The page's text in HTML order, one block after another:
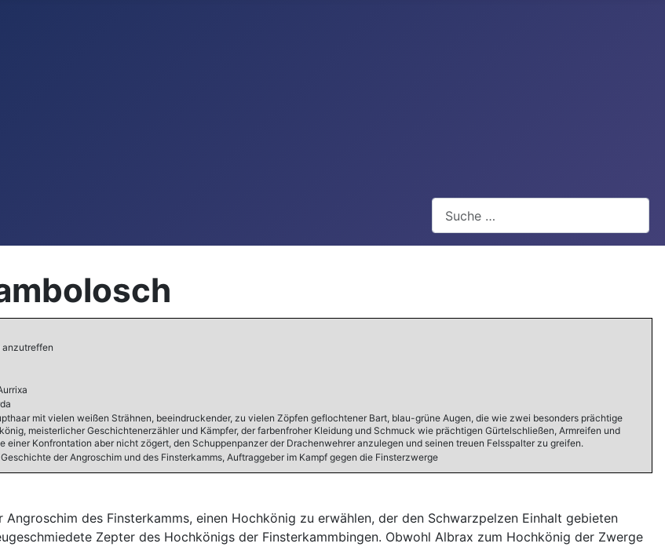
anzutreffen
mit vielen weißen Strähnen, beeindruckender, zu vielen Zöpfen geflochtener Bart, blau-grüne Augen, die wie zwei besonders prächtige
meisterlicher Geschichtenerzähler und Kämpfer, der farbenfroher Kleidung und Schmuck wie prächtigen Gürtelschließen, Armreifen und
einer Konfrontation aber nicht zögert, den Schuppenpanzer der Drachenwehrer anzulegen und seinen treuen Felsspalter zu greifen.
der Angroschim und des Finsterkamms, Auftraggeber im Kampf gegen die Finsterzwerge
des Finsterkamms, einen Hochkönig zu erwählen, der den Schwarzpelzen Einhalt gebieten
Zepter des Hochkönigs der Finsterkammbingen. Obwohl Albrax zum Hochkönig der Zwerge